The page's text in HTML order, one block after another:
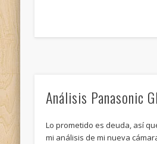
Análisis Panasonic
Lo prometido es deuda, así
mi análisis de mi nueva